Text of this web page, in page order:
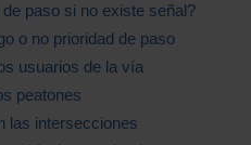
paso si no existe señal?
o no prioridad de paso
usuarios de la vía
peatones
las intersecciones